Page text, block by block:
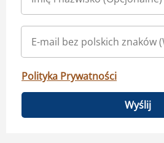
Polityka Prywatności
Wyślij